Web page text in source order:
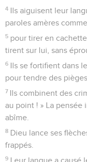
4 Ils aiguisent leur
paroles amères
5 pour tirer en
tirent sur lui, sans
6 Ils se fortifient dans
pour tendre des
7 Ils combinent des
au point ! » La
abîme.
8 Dieu lance ses
frappés.
9 Leur langue a causé